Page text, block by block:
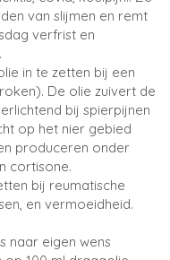
van slijmen en remt
verfrist en
in te zetten bij een
De olie zuivert de
bij spierpijnen
op het nier gebied
produceren onder
cortisone.
bij reumatische
en vermoeidheid.
naar eigen wens